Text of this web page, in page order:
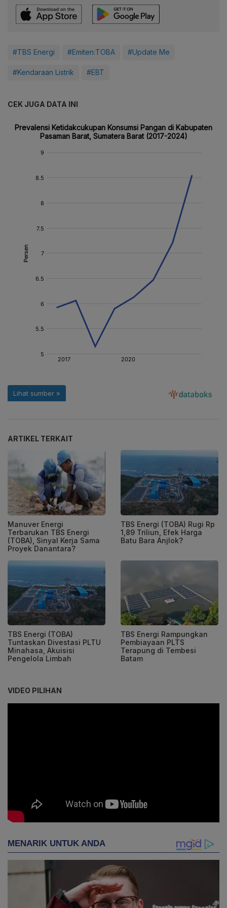
#TBS Energi #Emiten:TOBA #Update Me
#Kendaraan Listrik #EBT
CEK JUGA DATA INI
ARTIKEL TERKAIT
Manuver Energi
Terbarukan TBS Energi
(TOBA), Sinyal Kerja Sama
Proyek Danantara?
TBS Energi (TOBA) Rugi Rp
1,89 Triliun, Efek Harga
Batu Bara Anjlok?
TBS Energi (TOBA)
Tuntaskan Divestasi PLTU
Minahasa, Akuisisi
Pengelola Limbah
TBS Energi Rampungkan
Pembiayaan PLTS
Terapung di Tembesi
Batam
VIDEO PILIHAN